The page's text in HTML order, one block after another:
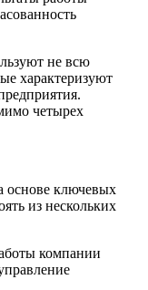
не всю
характеризуют
четырех
основе ключевых
из нескольких
компании